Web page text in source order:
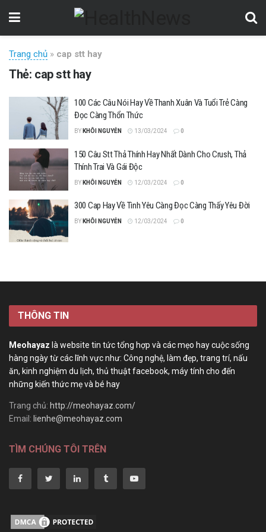
Trang chủ » cap stt hay
Thẻ: cap stt hay
100 Các Câu Nói Hay Về Thanh Xuân Và Tuổi Trẻ Càng
Đọc Càng Thổn Thức
BY KHÔI NGUYỄN 13/03/2024 0
150 Câu Stt Thả Thính Hay Nhất Dành Cho Crush, Thả
Thính Trai Và Gái Độc
BY KHÔI NGUYỄN 12/03/2024 0
300 Cap Hay Về Tình Yêu Càng Đọc Càng Thấy Yêu Đời
BY KHÔI NGUYỄN 12/03/2024 0
THÔNG TIN
Meohayaz là website tin tức tổng hợp và các mẹo hay cuộc sống
hàng ngày từ các lĩnh vực như: Công nghệ, làm đẹp, trang trí, nấu
ăn, kinh nghiệm du lịch, thủ thuật facebook, máy tính cho đến
những kiến thức mẹ và bé hay
Trang chủ: http://meohayaz.com/
Email: lienhe@meohayaz.com
TÌM CHÚNG TÔI TRÊN